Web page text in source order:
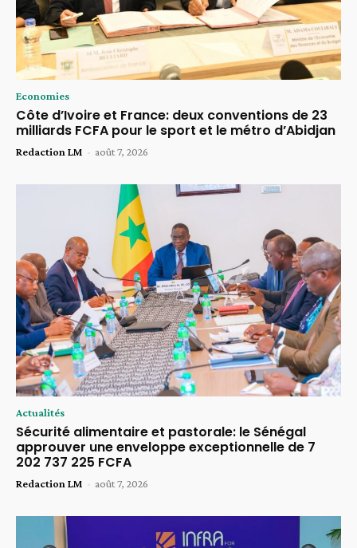
Economies
Côte d’Ivoire et France: deux conventions de 23
milliards FCFA pour le sport et le métro d’Abidjan
Redaction LM - août 7, 2026
Actualités
Sécurité alimentaire et pastorale: le Sénégal
approuver une enveloppe exceptionnelle de 7
202 737 225 FCFA
Redaction LM - août 7, 2026